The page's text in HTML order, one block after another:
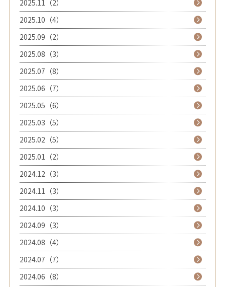
2025.11（2）
2025.10（4）
2025.09（2）
2025.08（3）
2025.07（8）
2025.06（7）
2025.05（6）
2025.03（5）
2025.02（5）
2025.01（2）
2024.12（3）
2024.11（3）
2024.10（3）
2024.09（3）
2024.08（4）
2024.07（7）
2024.06（8）